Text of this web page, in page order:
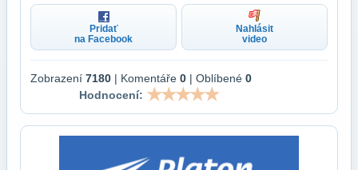
Pridať
na Facebook
Nahlásit
video
Zobrazení 7180 | Komentáře 0 | Oblíbené 0
Hodnocení: